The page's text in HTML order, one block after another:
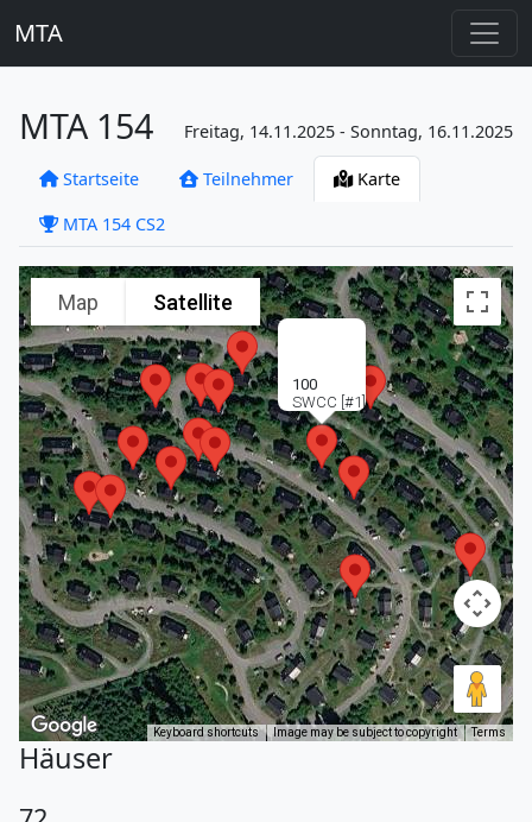
MTA
MTA 154 Freitag, 14.11.2025 - Sonntag, 16.11.2025
Startseite Teilnehmer
Karte
MTA 154 CS2
100
SWCC [#1]
Map Satellite
Keyboard shortcuts Image may be subject to copyright Terms
Häuser